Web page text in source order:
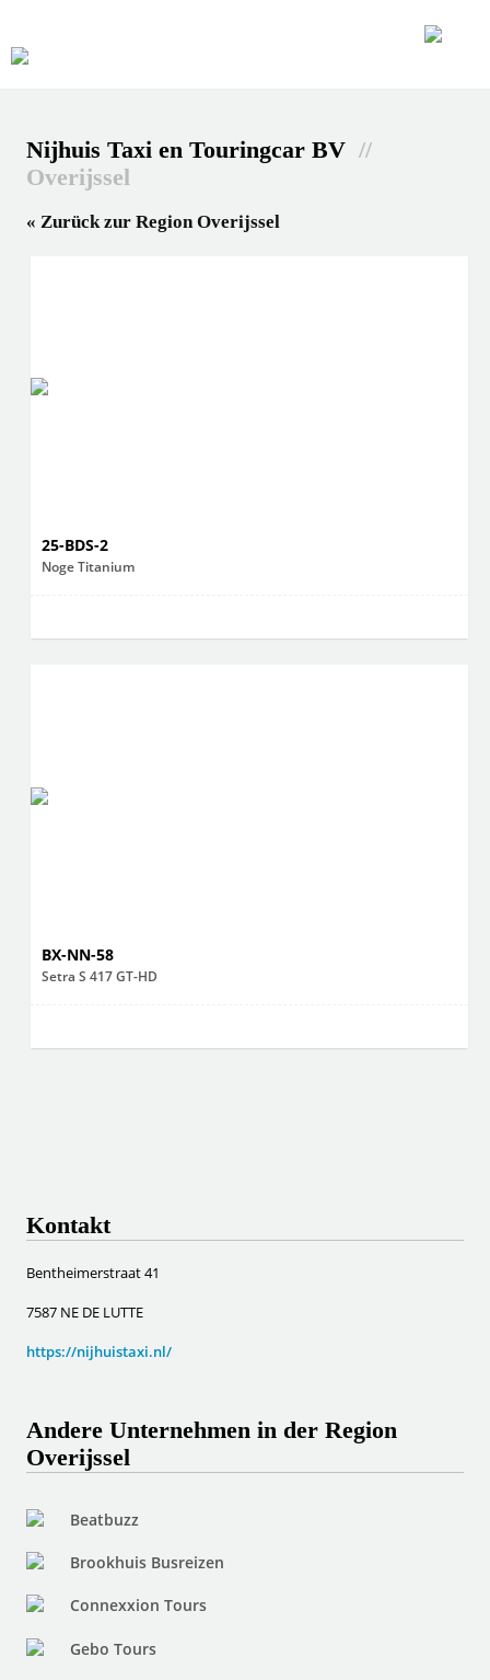
Nijhuis Taxi en Touringcar BV //
Overijssel
« Zurück zur Region Overijssel
25-BDS-2
Noge Titanium
BX-NN-58
Setra S 417 GT-HD
Kontakt
Bentheimerstraat 41
7587 NE DE LUTTE
https://nijhuistaxi.nl/
Andere Unternehmen in der Region
Overijssel
Beatbuzz
Brookhuis Busreizen
Connexxion Tours
Gebo Tours